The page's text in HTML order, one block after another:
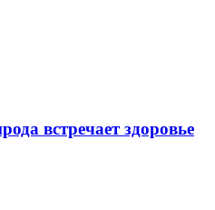
встречает здоровье